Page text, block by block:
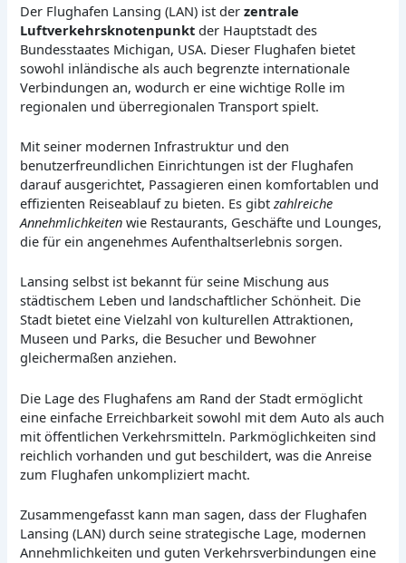
Der Flughafen Lansing (LAN) ist derzentrale
Luftverkehrsknotenpunkt der Hauptstadt des
Bundesstaates Michigan, USA. Dieser Flughafen bietet
sowohl inländische als auch begrenzte internationale
Verbindungen an, wodurch er eine wichtige Rolle im
regionalen und überregionalen Transport spielt.
Mit seiner modernen Infrastruktur und den
benutzerfreundlichen Einrichtungen ist der Flughafen
darauf ausgerichtet, Passagieren einen komfortablen und
effizienten Reiseablauf zu bieten. Es gibtzahlreiche
Annehmlichkeiten wie Restaurants, Geschäfte und Lounges,
die für ein angenehmes Aufenthaltserlebnis sorgen.
Lansing selbst ist bekannt für seine Mischung aus
städtischem Leben und landschaftlicher Schönheit. Die
Stadt bietet eine Vielzahl von kulturellen Attraktionen,
Museen und Parks, die Besucher und Bewohner
gleichermaßen anziehen.
Die Lage des Flughafens am Rand der Stadt ermöglicht
eine einfache Erreichbarkeit sowohl mit dem Auto als auch
mit öffentlichen Verkehrsmitteln. Parkmöglichkeiten sind
reichlich vorhanden und gut beschildert, was die Anreise
zum Flughafen unkompliziert macht.
Zusammengefasst kann man sagen, dass der Flughafen
Lansing (LAN) durch seine strategische Lage, modernen
Annehmlichkeiten und guten Verkehrsverbindungen eine